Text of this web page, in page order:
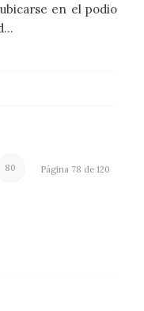
en el podio
Página 78 de 120
80